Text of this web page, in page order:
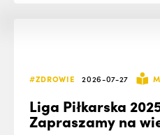
#ZDROWIE 2026-07-27
Liga Piłkarska
Zapraszamy na